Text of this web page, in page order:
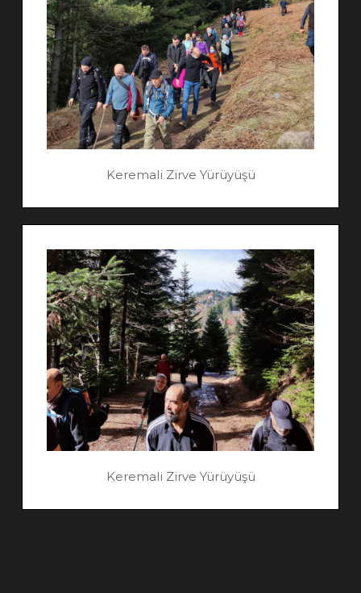
Keremali Zirve Yürüyüşü
Keremali Zirve Yürüyüşü